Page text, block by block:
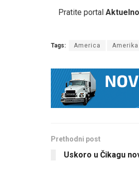
Pratite portal
Tags: America Amerika
Prethodni post
Uskoro u Čikagu